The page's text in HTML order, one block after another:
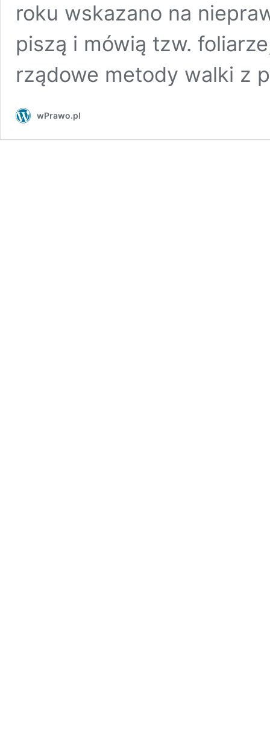
roku wskazano na
piszą i mówią tzw.
rządowe metody walki z
wPrawo.pl